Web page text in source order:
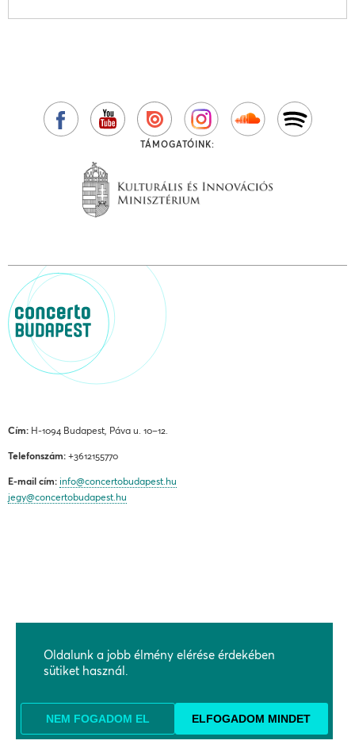
TÁMOGATÓINK:
Cím: H-1094 Budapest, Páva u. 10–12.
Telefonszám: +3612155770
E-mail cím: info@concertobudapest.hu
jegy@concertobudapest.hu
ADATKEZELÉSI ÉS ADATVÉDELMI TÁJÉKOZTATÓ
BEJELENTÉSI RENDSZEREK
TÁMOGATÓK
PARTNEREK
Oldalunk a jobb élmény elérése érdekében
sütiket használ.
NEM FOGADOM EL ELFOGADOM MINDET